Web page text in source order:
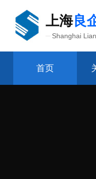
上海良
Shanghai
首页